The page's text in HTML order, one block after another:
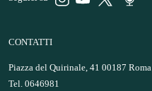
CONTATTI
Piazza del Quirinale, 41 00187 Roma
Tel. 0646981